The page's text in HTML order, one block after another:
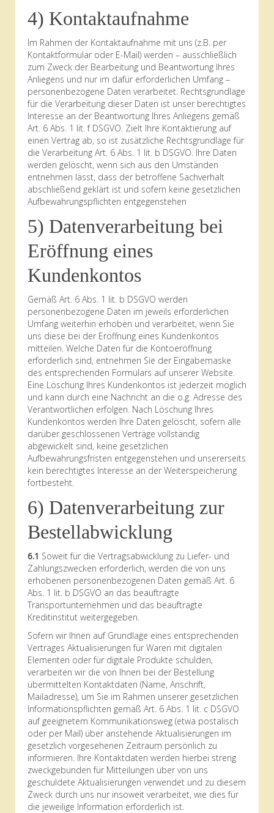
4) Kontaktaufnahme
Im Rahmen der Kontaktaufnahme mit uns (z.B. per
Kontaktformular oder E-Mail) werden – ausschließlich
zum Zweck der Bearbeitung und Beantwortung Ihres
Anliegens und nur im dafür erforderlichen Umfang –
personenbezogene Daten verarbeitet. Rechtsgrundlage
für die Verarbeitung dieser Daten ist unser berechtigtes
Interesse an der Beantwortung Ihres Anliegens gemäß
Art. 6 Abs. 1 lit. f DSGVO. Zielt Ihre Kontaktierung auf
einen Vertrag ab, so ist zusätzliche Rechtsgrundlage für
die Verarbeitung Art. 6 Abs. 1 lit. b DSGVO. Ihre Daten
werden gelöscht, wenn sich aus den Umständen
entnehmen lässt, dass der betroffene Sachverhalt
abschließend geklärt ist und sofern keine gesetzlichen
Aufbewahrungspflichten entgegenstehen
5) Datenverarbeitung bei
Eröffnung eines
Kundenkontos
Gemäß Art. 6 Abs. 1 lit. b DSGVO werden
personenbezogene Daten im jeweils erforderlichen
Umfang weiterhin erhoben und verarbeitet, wenn Sie
uns diese bei der Eröffnung eines Kundenkontos
mitteilen. Welche Daten für die Kontoeröffnung
erforderlich sind, entnehmen Sie der Eingabemaske
des entsprechenden Formulars auf unserer Website.
Eine Löschung Ihres Kundenkontos ist jederzeit möglich
und kann durch eine Nachricht an die o.g. Adresse des
Verantwortlichen erfolgen. Nach Löschung Ihres
Kundenkontos werden Ihre Daten gelöscht, sofern alle
darüber geschlossenen Verträge vollständig
abgewickelt sind, keine gesetzlichen
Aufbewahrungsfristen entgegenstehen und unsererseits
kein berechtigtes Interesse an der Weiterspeicherung
fortbesteht.
6) Datenverarbeitung zur
Bestellabwicklung
6.1 Soweit für die Vertragsabwicklung zu Liefer- und
Zahlungszwecken erforderlich, werden die von uns
erhobenen personenbezogenen Daten gemäß Art. 6
Abs. 1 lit. b DSGVO an das beauftragte
Transportunternehmen und das beauftragte
Kreditinstitut weitergegeben.
Sofern wir Ihnen auf Grundlage eines entsprechenden
Vertrages Aktualisierungen für Waren mit digitalen
Elementen oder für digitale Produkte schulden,
verarbeiten wir die von Ihnen bei der Bestellung
übermittelten Kontaktdaten (Name, Anschrift,
Mailadresse), um Sie im Rahmen unserer gesetzlichen
Informationspflichten gemäß Art. 6 Abs. 1 lit. c DSGVO
auf geeignetem Kommunikationsweg (etwa postalisch
oder per Mail) über anstehende Aktualisierungen im
gesetzlich vorgesehenen Zeitraum persönlich zu
informieren. Ihre Kontaktdaten werden hierbei streng
zweckgebunden für Mitteilungen über von uns
geschuldete Aktualisierungen verwendet und zu diesem
Zweck durch uns nur insoweit verarbeitet, wie dies für
die jeweilige Information erforderlich ist.